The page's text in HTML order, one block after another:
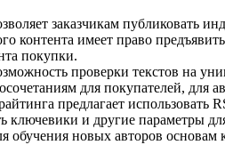
заказчикам публиковать
контента имеет право
покупки.
проверки текстов на
для покупателей, для
предлагает
и другие параметры
обучения новых авторов